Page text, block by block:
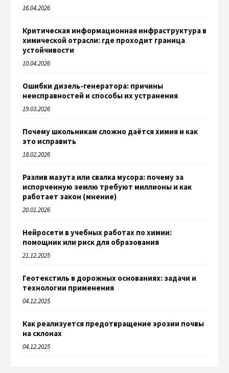
16.04.2026
Критическая информационная инфраструктура в
химической отрасли: где проходит граница
устойчивости
10.04.2026
Ошибки дизель-генератора: причины
неисправностей и способы их устранения
19.03.2026
Почему школьникам сложно даётся химия и как
это исправить
18.02.2026
Разлив мазута или свалка мусора: почему за
испорченную землю требуют миллионы и как
работает закон (мнение)
20.01.2026
Нейросети в учебных работах по химии:
помощник или риск для образования
21.12.2025
Геотекстиль в дорожных основаниях: задачи и
технологии применения
04.12.2025
Как реализуется предотвращение эрозии почвы
на склонах
04.12.2025